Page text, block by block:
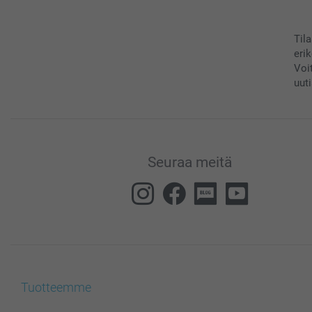
Seuraa meitä
Tuotteemme